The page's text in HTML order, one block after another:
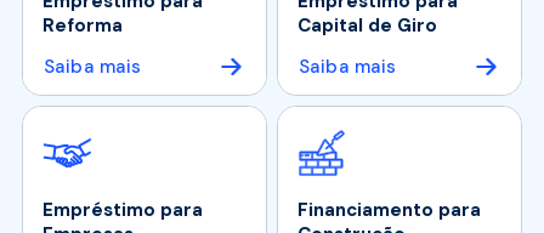
Reforma
Saiba mais
Capital de Giro
Saiba mais
Empréstimo para
Financiamento para